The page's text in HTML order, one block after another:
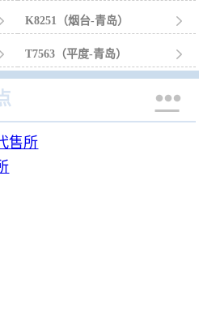
K8251（烟台-青岛） 
T7563（平度-青岛） 

售所